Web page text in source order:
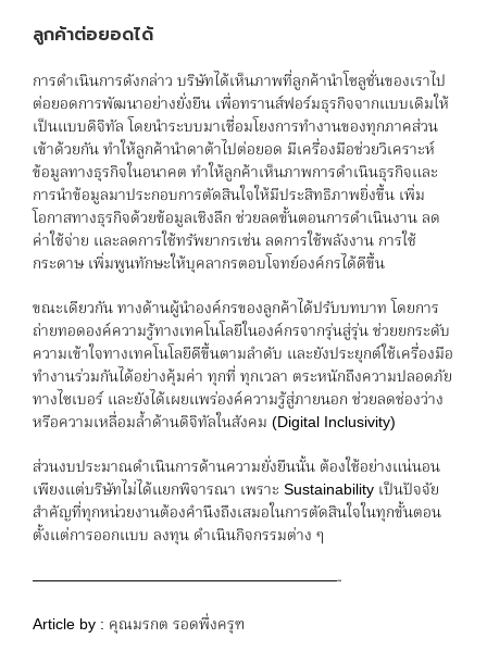
ลูกค้าต่อยอดได้
การดำเนินการดังกล่าว บริษัทได้เห็นภาพที่ลูกค้านำโซลูชั่นของเราไป
ต่อยอดการพัฒนาอย่างยั่งยืน เพื่อทรานส์ฟอร์มธุรกิจจากแบบเดิมให้
เป็นแบบดิจิทัล โดยนำระบบมาเชื่อมโยงการทำงานของทุกภาคส่วน
เข้าด้วยกัน ทำให้ลูกค้านำดาต้าไปต่อยอด มีเครื่องมือช่วยวิเคราะห์
ข้อมูลทางธุรกิจในอนาคต ทำให้ลูกค้าเห็นภาพการดำเนินธุรกิจและ
การนำข้อมูลมาประกอบการตัดสินใจให้มีประสิทธิภาพยิ่งขึ้น เพิ่ม
โอกาสทางธุรกิจด้วยข้อมูลเชิงลึก ช่วยลดขั้นตอนการดำเนินงาน ลด
ค่าใช้จ่าย และลดการใช้ทรัพยากรเช่น ลดการใช้พลังงาน การใช้
กระดาษ เพิ่มพูนทักษะให้บุคลากรตอบโจทย์องค์กรได้ดีขึ้น
ขณะเดียวกัน ทางด้านผู้นำองค์กรของลูกค้าได้ปรับบทบาท โดยการ
ถ่ายทอดองค์ความรู้ทางเทคโนโลยีในองค์กรจากรุ่นสู่รุ่น ช่วยยกระดับ
ความเข้าใจทางเทคโนโลยีดีขึ้นตามลำดับ และยังประยุกต์ใช้เครื่องมือ
ทำงานร่วมกันได้อย่างคุ้มค่า ทุกที่ ทุกเวลา ตระหนักถึงความปลอดภัย
ทางไซเบอร์ และยังได้เผยแพร่องค์ความรู้สู่ภายนอก ช่วยลดช่องว่าง
หรือความเหลื่อมล้ำด้านดิจิทัลในสังคม (Digital Inclusivity)
ส่วนงบประมาณดำเนินการด้านความยั่งยืนนั้น ต้องใช้อย่างแน่นอน
เพียงแต่บริษัทไม่ได้แยกพิจารณา เพราะ Sustainability เป็นปัจจัย
สำคัญที่ทุกหน่วยงานต้องคำนึงถึงเสมอในการตัดสินใจในทุกขั้นตอน
ตั้งแต่การออกแบบ ลงทุน ดำเนินกิจกรรมต่าง ๆ
————————————————————-
Article by : คุณมรกต รอดพึ่งครุฑ